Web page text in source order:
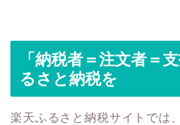
「納税者＝注文者＝
るさと納税を
楽天ふるさと納税サイトでは